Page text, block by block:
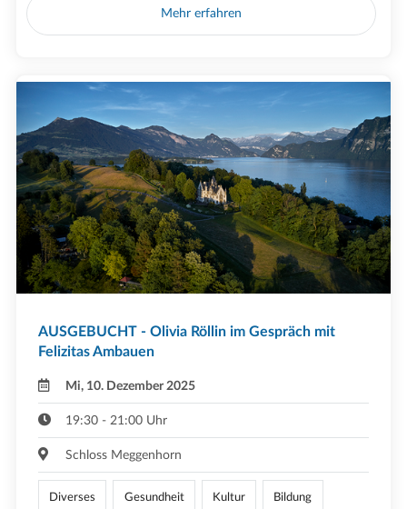
Mehr erfahren
AUSGEBUCHT - Olivia Röllin im Gespräch mit
Felizitas Ambauen
Mi, 10. Dezember 2025
19:30 - 21:00 Uhr
Schloss Meggenhorn
Diverses Gesundheit Kultur Bildung